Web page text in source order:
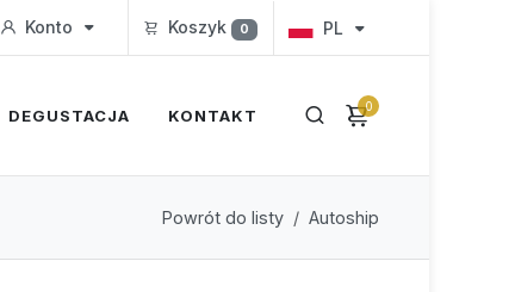
Konto Koszyk 0 PL
0
DEGUSTACJA KONTAKT
Powrót do listy Autoship